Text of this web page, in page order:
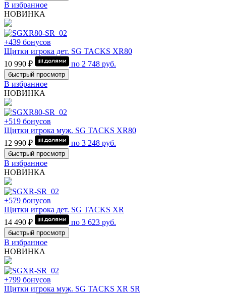
В избранное
НОВИНКА
+439 бонусов
Щитки игрока дет. SG TACKS XR80
10 990 ₽
по 2 748 руб.
быстрый просмотр
В избранное
НОВИНКА
+519 бонусов
Щитки игрока муж. SG TACKS XR80
12 990 ₽
по 3 248 руб.
быстрый просмотр
В избранное
НОВИНКА
+579 бонусов
Щитки игрока дет. SG TACKS XR
14 490 ₽
по 3 623 руб.
быстрый просмотр
В избранное
НОВИНКА
+799 бонусов
Щитки игрока муж. SG TACKS XR SR